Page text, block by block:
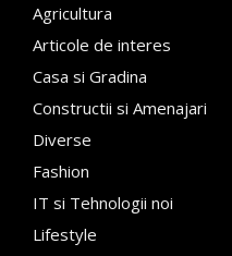
Agricultura
Articole de interes
Casa si Gradina
Constructii si Amenajari
Diverse
Fashion
IT si Tehnologii noi
Lifestyle